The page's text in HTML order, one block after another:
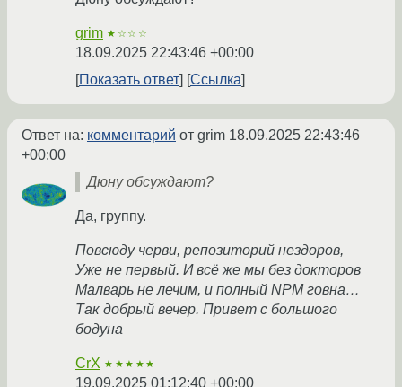
grim ★☆☆☆
18.09.2025 22:43:46 +00:00
Показать ответ
Ссылка
Ответ на: комментарий от grim 18.09.2025 22:43:46
+00:00
Дюну обсуждают?
Да, группу.
Повсюду черви, репозиторий нездоров,
Уже не первый. И всё же мы без докторов
Малварь не лечим, и полный NPM говна…
Так добрый вечер. Привет с большого
бодуна
CrX ★★★★★
19.09.2025 01:12:40 +00:00